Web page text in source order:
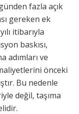
fazla açık
gereken ek
itibarıyla
baskısı,
adımları ve
önceki
Bu nedenle
değil, taşıma